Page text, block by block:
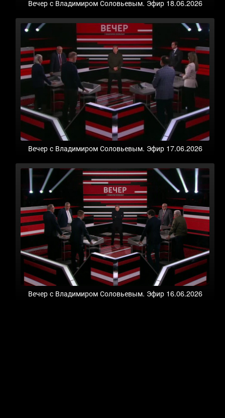
Вечер с Владимиром Соловьевым. Эфир 18.06.2026
Вечер с Владимиром Соловьевым. Эфир 17.06.2026
Вечер с Владимиром Соловьевым. Эфир 16.06.2026